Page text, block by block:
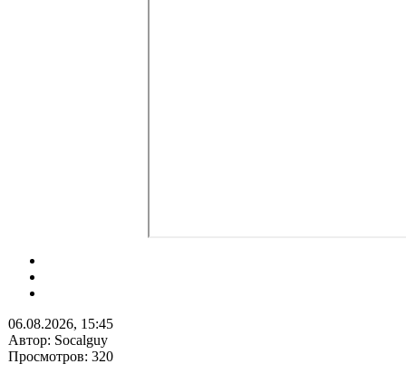
06.08.2026, 15:45
Автор: Socalguy
Просмотров: 320